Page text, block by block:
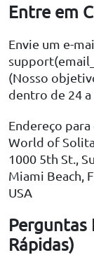
Entre em
Envie um e-
(Nosso
dentro de 24 a
Endereço
World of
1000 5th St.,
Miami Beach,
USA
Perguntas
Rápidas)